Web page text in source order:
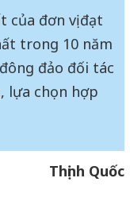
của đơn vị đạt
trong 10 năm
đảo đối tác
lựa chọn hợp
Thịnh Quốc